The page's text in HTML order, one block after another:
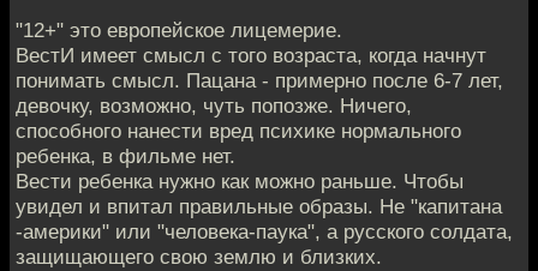
"12+" это европейское лицемерие.
ВестИ имеет смысл с того возраста, когда начнут
понимать смысл. Пацана - примерно после 6-7 лет,
девочку, возможно, чуть попозже. Ничего,
способного нанести вред психике нормального
ребенка, в фильме нет.
Вести ребенка нужно как можно раньше. Чтобы
увидел и впитал правильные образы. Не "капитана
-америки" или "человека-паука", а русского солдата,
защищающего свою землю и близких.